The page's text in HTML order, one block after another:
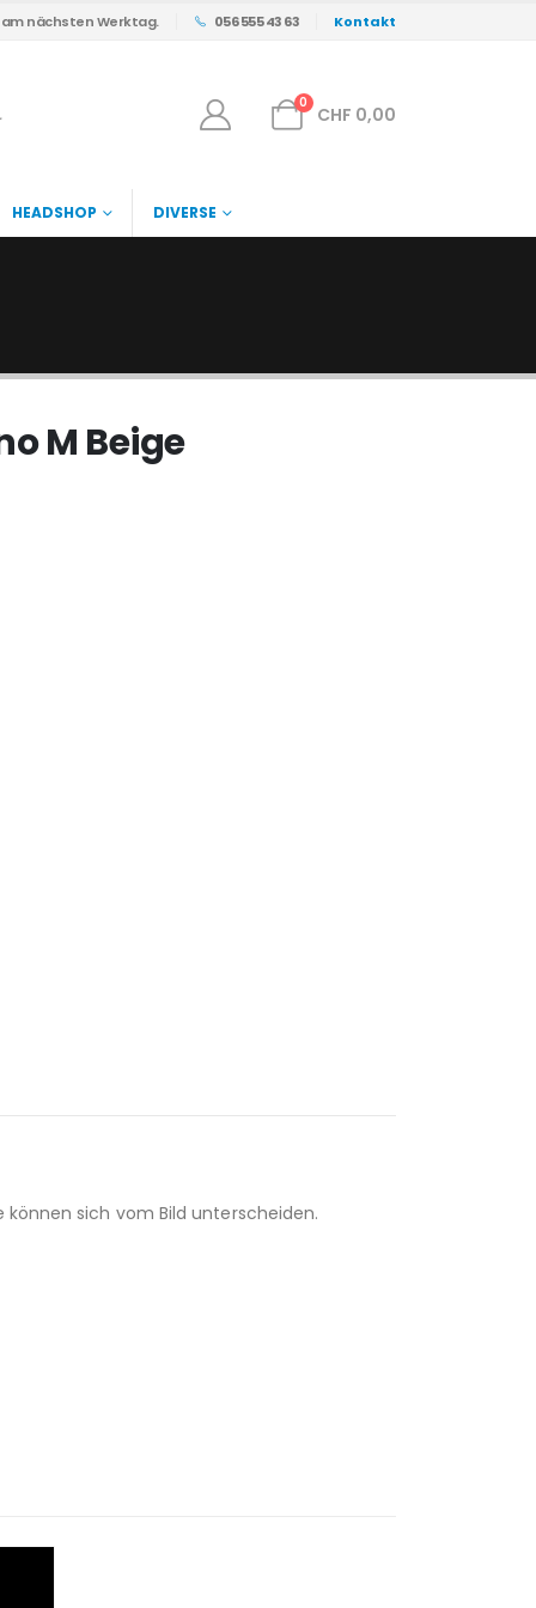
nächsten Werktag. 056 555 43 63 Kontakt
0
CHF 0,00
HEADSHOP DIVERSE
M Beige
sich vom Bild unterscheiden.